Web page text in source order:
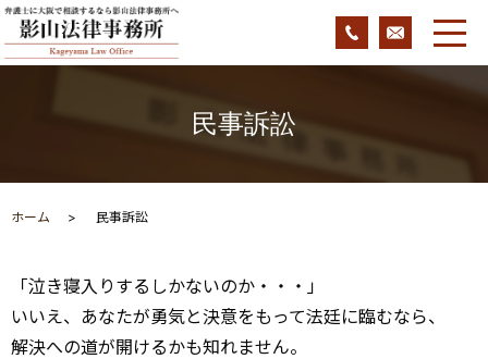
民事訴訟
ホーム 民事訴訟
「泣き寝入りするしかないのか・・・」
いいえ、あなたが勇気と決意をもって法廷に臨むなら、
解決への道が開けるかも知れません。